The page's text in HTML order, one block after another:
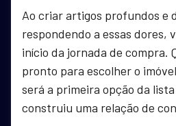
Ao criar artigos profundos e
respondendo a essas dores,
início da jornada de compra.
pronto para escolher o
será a primeira opção da
construiu uma relação de